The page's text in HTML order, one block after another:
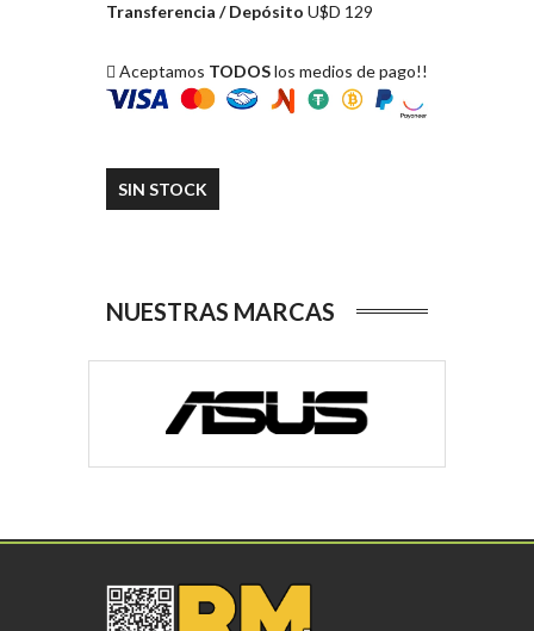
Transferencia / Depósito U$D 129
Aceptamos TODOSlos medios de pago!!
SIN STOCK
NUESTRAS MARCAS